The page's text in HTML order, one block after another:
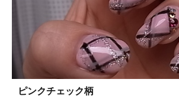
ピンクチェック柄